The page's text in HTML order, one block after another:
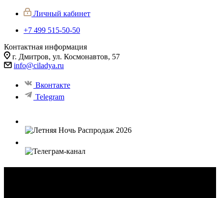
Личный кабинет
+7 499 515-50-50
Контактная информация
г. Дмитров, ул. Космонавтов, 57
info@ciladya.ru
Вконтакте
Telegram